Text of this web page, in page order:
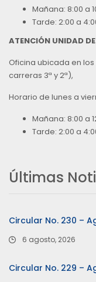
Mañana: 8:00 a
Tarde: 2:00 a
ATENCIÓN UNIDAD
Oficina ubicada en
carreras 3ª y 2ª),
Horario de lunes a
Mañana: 8:00 a
Tarde: 2:00 a
Últimas
Circular No. 230 –
6 agosto, 2026
Circular No. 229 –